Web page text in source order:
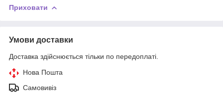
Приховати
Умови доставки
Доставка здійснюється тільки по передоплаті.
Нова Пошта
Самовивіз